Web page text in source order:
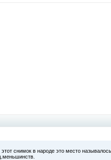
снимок в народе это место